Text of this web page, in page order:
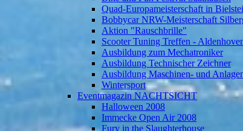
Quad-Europameisterschaft in
Bobbycar NRW-Meisterschaft
Aktion "Rauschbrille"
Scooter Tuning Treffen -
Ausbildung zum Mechatroniker
Ausbildung Technischer Zeichner
Ausbildung Maschinen- und
Wintersport
Eventmagazin NACHTSICHT
Halloween 2008
Immecke Open Air 2008
Fury in the Slaughterhouse